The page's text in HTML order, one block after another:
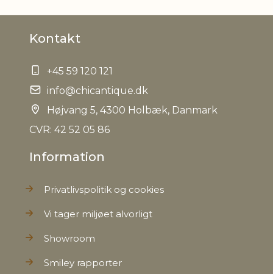
EAN
Tariffnumber
Bruttovægt 0,120 kg
Kontakt
+45 59 120 121
info@chicantique.dk
Højvang 5, 4300 Holbæk, Danmark
CVR: 42 52 05 86
Information
Privatlivspolitik og cookies
Vi tager miljøet alvorligt
Showroom
Smiley rapporter